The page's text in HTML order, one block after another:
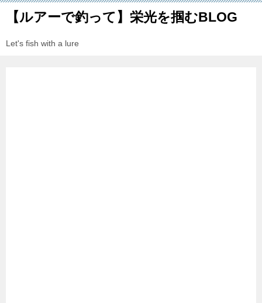
【ルアーで釣って】栄光を掴むBLOG
Let's fish with a lure